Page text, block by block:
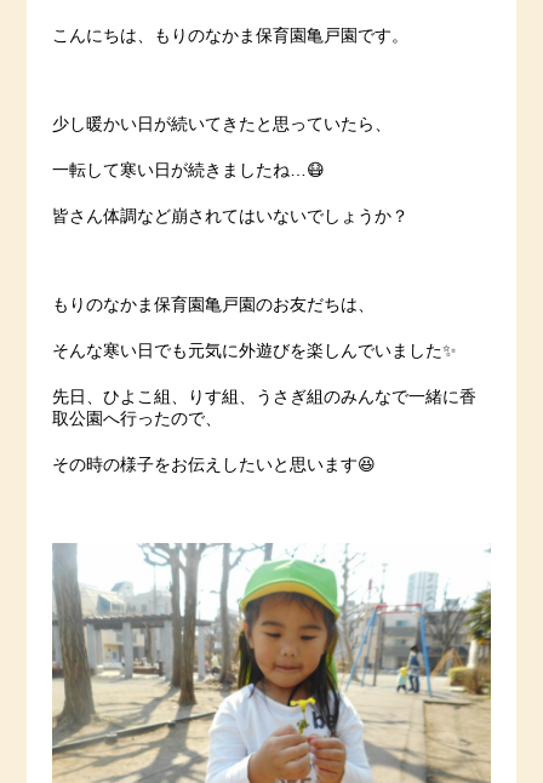
こんにちは、もりのなかま保育園亀戸園です。
少し暖かい日が続いてきたと思っていたら、
一転して寒い日が続きましたね…😷
皆さん体調など崩されてはいないでしょうか？
もりのなかま保育園亀戸園のお友だちは、
そんな寒い日でも元気に外遊びを楽しんでいました✨
先日、ひよこ組、りす組、うさぎ組のみんなで一緒に香
取公園へ行ったので、
その時の様子をお伝えしたいと思います😆